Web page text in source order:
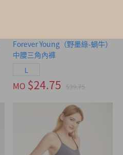
Forever Young（野墨綠-蝸牛）
中腰三角內褲
L
MO $24.75 $39.75